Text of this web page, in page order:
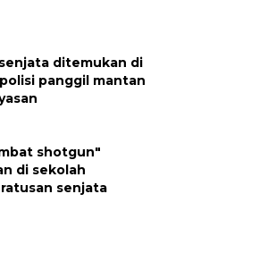
ditemukan di
panggil mantan
shotgun"
di sekolah
senjata